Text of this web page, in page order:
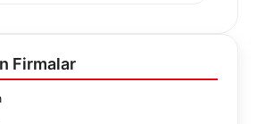
Firmalar